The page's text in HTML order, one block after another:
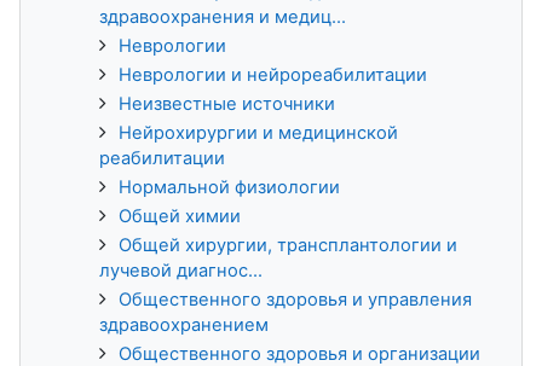
здравоохранения и медиц...
Неврологии
Неврологии и нейрореабилитации
Неизвестные источники
Нейрохирургии и медицинской
реабилитации
Нормальной физиологии
Общей химии
Общей хирургии, трансплантологии и
лучевой диагнос...
Общественного здоровья и управления
здравоохранением
Общественного здоровья и организации